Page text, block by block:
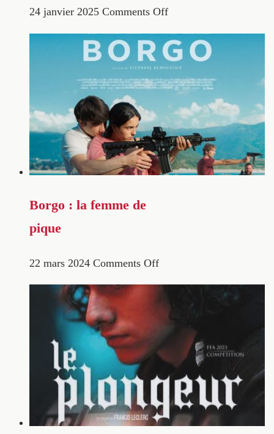
24 janvier 2025 Comments Off
Borgo : la femme de
pique
22 mars 2024 Comments Off